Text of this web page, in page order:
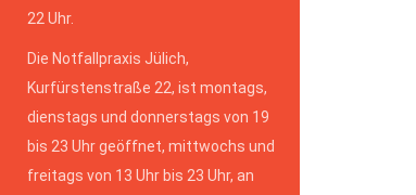
22 Uhr.
Die Notfallpraxis Jülich,
Kurfürstenstraße 22, ist montags,
dienstags und donnerstags von 19
bis 23 Uhr geöffnet, mittwochs und
freitags von 13 Uhr bis 23 Uhr, an